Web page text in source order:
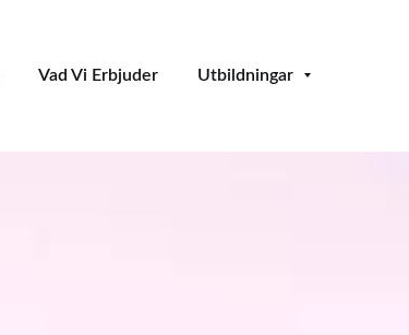
Vad Vi Erbjuder Utbildningar